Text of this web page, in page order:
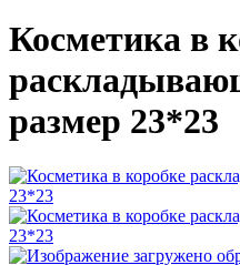
Косметика в
размер 23*23